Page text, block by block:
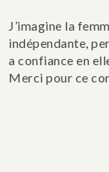
J’imagine la
indépendante,
a confiance en
Merci pour ce